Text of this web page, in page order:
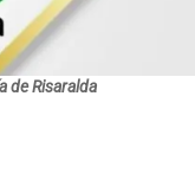
de Risaralda